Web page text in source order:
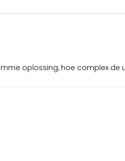
oplossing, hoe complex de